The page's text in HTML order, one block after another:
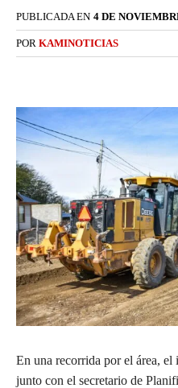
PUBLICADA EN 4 DE
POR KAMINOTICIAS
En una recorrida por el área,
junto con el secretario de